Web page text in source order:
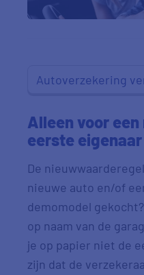
Autoverzekering
Alleen voor
eerste eigenaar
De
nieuwe auto en/of
demomodel
op naam van de
je op papier niet de
zijn dat de